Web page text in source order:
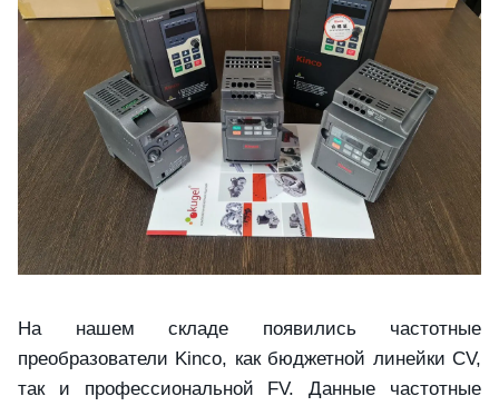
На нашем складе появились частотные
преобразователи Kinco, как бюджетной линейки CV,
так и профессиональной FV. Данные частотные